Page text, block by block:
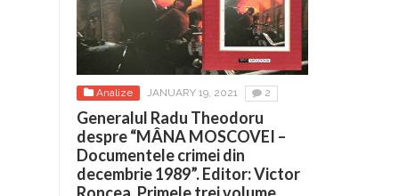
Analize JANUARY 19, 2021 2
Generalul Radu Theodoru
despre “MÂNA MOSCOVEI –
Documentele crimei din
decembrie 1989”. Editor: Victor